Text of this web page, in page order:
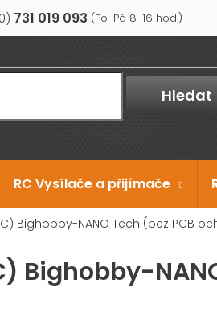
731 019 093
Hledat
RC Vysílače a přijímače
Bighobby-NANO Tech (bez PCB
Bighobby-